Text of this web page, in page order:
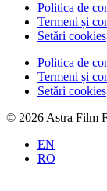
Politica de
Termeni și
Setări cookies
Politica de
Termeni și
Setări cookies
© 2026 Astra Film
EN
RO